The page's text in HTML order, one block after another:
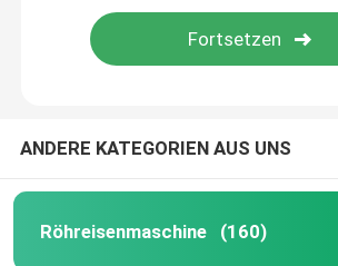
ANDERE KATEGORIEN AUS UNS
Röhreisenmaschine (160)